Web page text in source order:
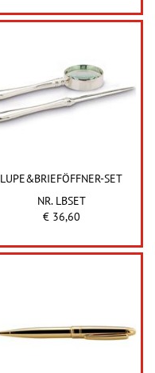
LUPE&BRIEFÖFFNER-SET
NR. LBSET
€ 36,60